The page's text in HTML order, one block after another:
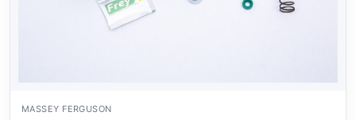
MASSEY FERGUSON